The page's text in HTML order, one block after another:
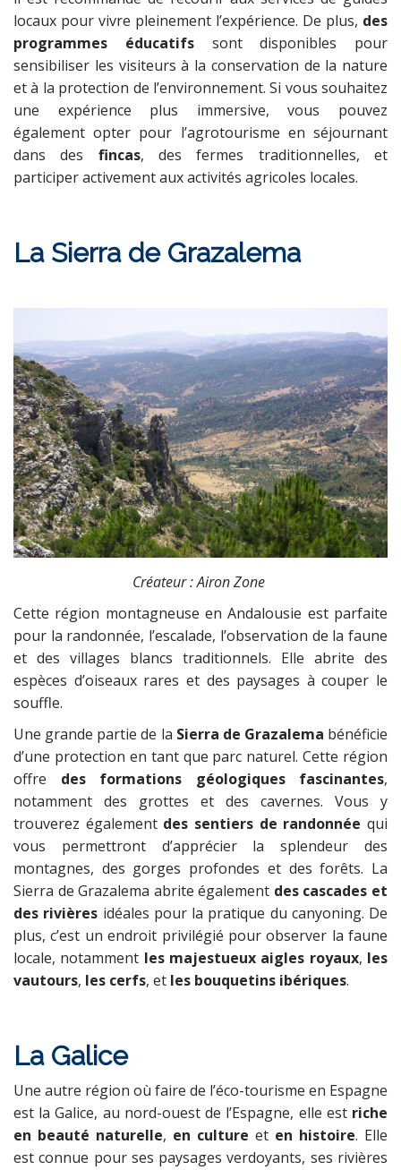
locaux pour vivre pleinement l’expérience. De plus, des
programmes éducatifssont disponibles pour
sensibiliser les visiteurs à la conservation de la nature
et à la protection de l’environnement. Si vous souhaitez
une expérience plus immersive, vous pouvez
également opter pour l’agrotourisme en séjournant
dans des fincas, des fermes traditionnelles, et
participer activement aux activités agricoles locales.
La Sierra de Grazalema
Créateur : Airon Zone
Cette région montagneuse en Andalousie est parfaite
pour la randonnée, l’escalade, l’observation de la faune
et des villages blancs traditionnels. Elle abrite des
espèces d’oiseaux rares et des paysages à couper le
souffle.
Une grande partie de la Sierra de Grazalema bénéficie
d’une protection en tant que parc naturel. Cette région
offre des formations géologiques fascinantes,
notamment des grottes et des cavernes. Vous y
trouverez également des sentiers de randonnée qui
vous permettront d’apprécier la splendeur des
montagnes, des gorges profondes et des forêts. La
Sierra de Grazalema abrite également des cascades et
des rivières idéales pour la pratique du canyoning. De
plus, c’est un endroit privilégié pour observer la faune
locale, notamment les majestueux aigles royaux, les
vautours, les cerfs, et les bouquetins ibériques.
La Galice
Une autre région où faire de l’éco-tourisme en Espagne
est la Galice, au nord-ouest de l’Espagne, elle est riche
en beauté naturelle, en culture et en histoire. Elle
est connue pour ses paysages verdoyants, ses rivières